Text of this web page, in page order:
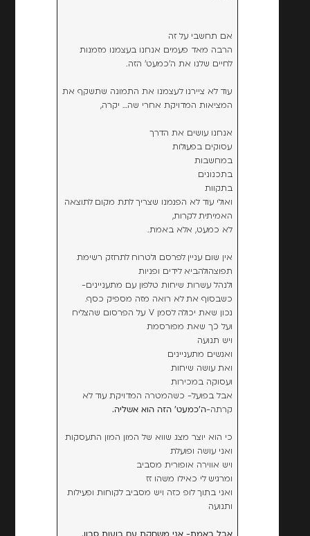
אם תחשבי על זה
הרבה מאד פעמים אנחנו בעצמנו מזמנות
לחיים שלנו את ה'כמעט' הזה.
עוד לא ציירנו לעצמנו את התמונה שתשקף את
המציאות המדויקת אחרי שה… יקרה,
אנחנו עושים את הדרך
עסוקים בפעולות
במחשבות
בתכנונים
בתקוות
ואולי עוד לא הפנמנו שצריך לתת מקום לתוצאה
האמיתית לקרות,
לא כמעט, אלא באמת.
אין שום עניין לפרסם ולטרוח לתחזק רשימת
תפוצהולהביא לידים ופניות
ולנהל עשרות שיחות טלפון עם מתעניינים-
כשבסוף את לא רואה מזה מספיק כסף.
נכון שאת יכולה לסמן V על הפרסום שהצליח
ועל כך שאת מפורסמת
ויש תנועה
ואנשים מתעניינים
ואת עושה שיחות
ועסוקה במכירות
אבל בפועל- כשהמטרה המדויקת עוד לא
קרתה-ה'כמעט' הזה הוא אשליה.
כי הוא יוצר מצג שווא של המון המון התעסקות
ואני עושה ופועלת
ויש אווירה אופורית מסביב
ומרגיש לי כאילו משהו זז
ואני בתוך לופ כזה ויש מסביב לקוחות ופעילות
ותנועה